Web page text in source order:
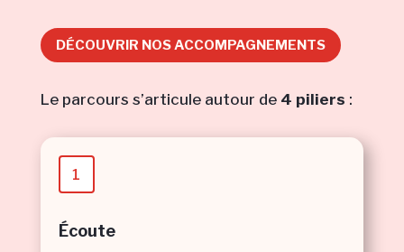
DÉCOUVRIR NOS ACCOMPAGNEMENTS
Le parcours s’articule autour de 4 piliers :
1
Écoute